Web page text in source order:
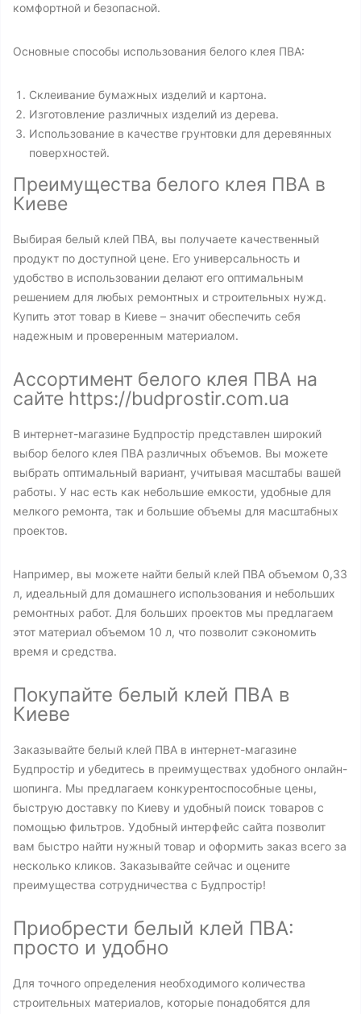
комфортной и безопасной.
Основные способы использования белого клея ПВА:
Склеивание бумажных изделий и картона.
Изготовление различных изделий из дерева.
Использование в качестве грунтовки для деревянных
поверхностей.
Преимущества белого клея ПВА в
Киеве
Выбирая белый клей ПВА, вы получаете качественный
продукт по доступной цене. Его универсальность и
удобство в использовании делают его оптимальным
решением для любых ремонтных и строительных нужд.
Купить этот товар в Киеве – значит обеспечить себя
надежным и проверенным материалом.
Ассортимент белого клея ПВА на
сайте https://budprostir.com.ua
В интернет-магазине Будпростір представлен широкий
выбор белого клея ПВА различных объемов. Вы можете
выбрать оптимальный вариант, учитывая масштабы вашей
работы. У нас есть как небольшие емкости, удобные для
мелкого ремонта, так и большие объемы для масштабных
проектов.
Например, вы можете найти белый клей ПВА объемом 0,33
л, идеальный для домашнего использования и небольших
ремонтных работ. Для больших проектов мы предлагаем
этот материал объемом 10 л, что позволит сэкономить
время и средства.
Покупайте белый клей ПВА в
Киеве
Заказывайте белый клей ПВА в интернет-магазине
Будпростір и убедитесь в преимуществах удобного онлайн-
шопинга. Мы предлагаем конкурентоспособные цены,
быструю доставку по Киеву и удобный поиск товаров с
помощью фильтров. Удобный интерфейс сайта позволит
вам быстро найти нужный товар и оформить заказ всего за
несколько кликов. Заказывайте сейчас и оцените
преимущества сотрудничества с Будпростір!
Приобрести белый клей ПВА:
просто и удобно
Для точного определения необходимого количества
строительных материалов, которые понадобятся для